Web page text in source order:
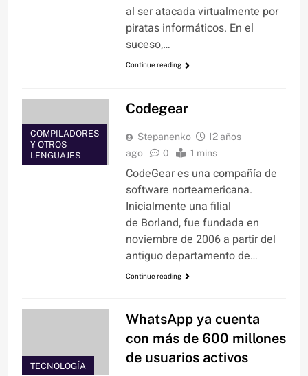
al ser atacada virtualmente por
piratas informáticos. En el
suceso,…
Continue reading
COMPILADORES
Y OTROS
LENGUAJES
Codegear
Stepanenko
12 años
ago
0 1 mins
CodeGear es una compañía de
software norteamericana.
Inicialmente una filial
de Borland, fue fundada en
noviembre de 2006 a partir del
antiguo departamento de…
Continue reading
TECNOLOGÍA
WhatsApp ya cuenta
con más de 600 millones
de usuarios activos